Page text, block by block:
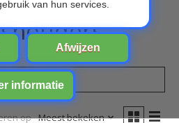
weergeven
op Meest bekeken